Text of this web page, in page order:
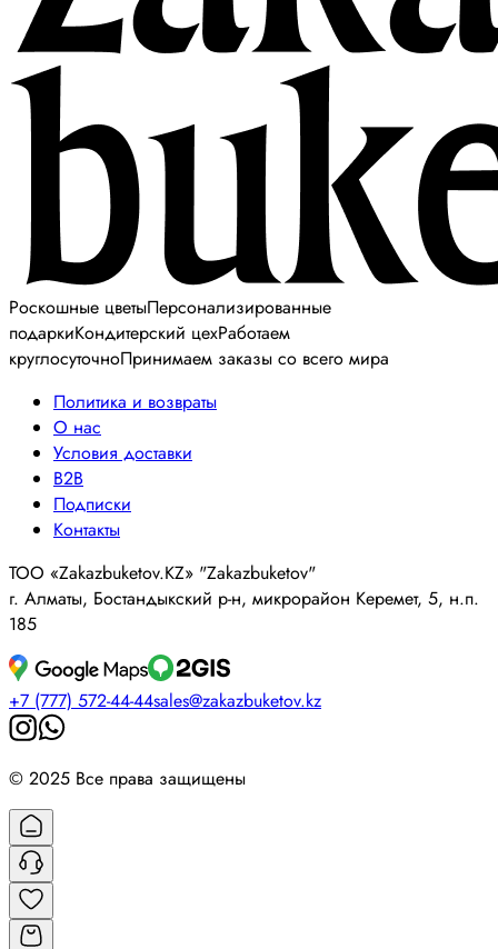
Роскошные цветыПерсонализированные
подаркиКондитерский цехРаботаем
круглосуточноПринимаем заказы со всего мира
Политика и возвраты
О нас
Условия доставки
B2B
Подписки
Контакты
ТОО «Zakazbuketov.KZ» "Zakazbuketov"
г. Алматы, Бостандыкский р-н, микрорайон Керемет, 5, н.п.
185
+7 (777) 572-44-44sales@zakazbuketov.kz
© 2025 Все права защищены